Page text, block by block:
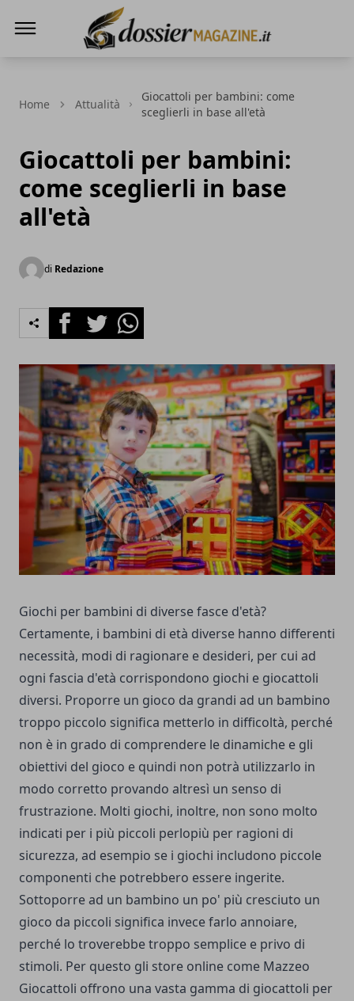
Home Attualità
Giocattoli per bambini: come
sceglierli in base all'età
Giocattoli per bambini:
come sceglierli in base
all'età
di Redazione
FacebookTwitterWhatsapp
Giochi per bambini di diverse fasce d'età?
Certamente, i bambini di età diverse hanno differenti
necessità, modi di ragionare e desideri, per cui ad
ogni fascia d'età corrispondono giochi e giocattoli
diversi. Proporre un gioco da grandi ad un bambino
troppo piccolo significa metterlo in difficoltà, perché
non è in grado di comprendere le dinamiche e gli
obiettivi del gioco e quindi non potrà utilizzarlo in
modo corretto provando altresì un senso di
frustrazione. Molti giochi, inoltre, non sono molto
indicati per i più piccoli perlopiù per ragioni di
sicurezza, ad esempio se i giochi includono piccole
componenti che potrebbero essere ingerite.
Sottoporre ad un bambino un po' più cresciuto un
gioco da piccoli significa invece farlo annoiare,
perché lo troverebbe troppo semplice e privo di
stimoli. Per questo gli store online come Mazzeo
Giocattoli offrono una vasta gamma di giocattoli per